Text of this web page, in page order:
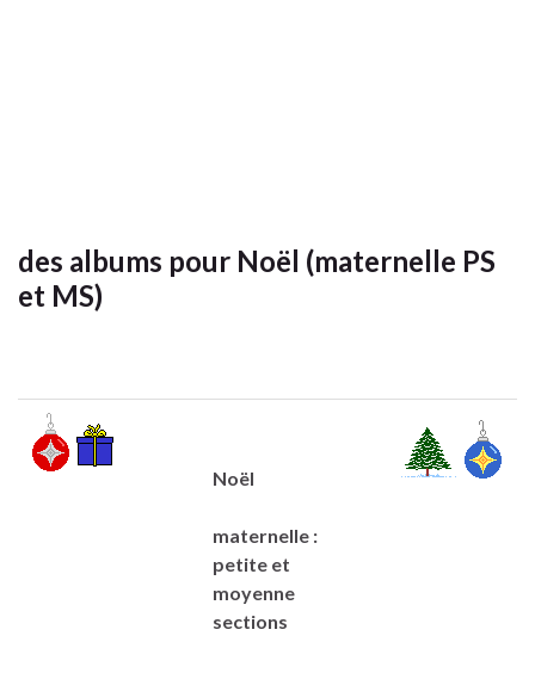
des albums pour Noël (maternelle PS
et MS)
Noël
maternelle :
petite et
moyenne
sections